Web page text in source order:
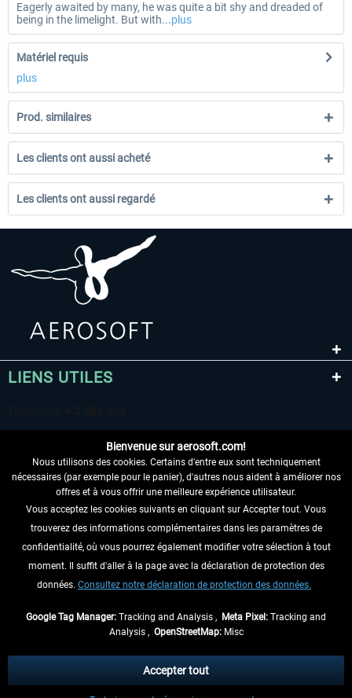
Eagerly awaited by many, he was quite a bit shy and dreaded of
being in the limelight. But with...plus
Matériel requis
plus
Prod. similaires
Les clients ont aussi acheté
Les clients ont aussi regardé
LIENS UTILES
RENONCER AU CONTRAT ICI
INFORMATIONS
NE MANQUEZ PAS LES DERNIÈRES
échéant, frais de remboursement, si aucune description contraire.
** S'applique aux envois vers l'Allemagne. Pour les autres pays, veuillez
Bienvenue sur aerosoft.com!
Nous utilisons des cookies. Certains d'entre eux sont techniquement
nécessaires (par exemple pour le panier), d'autres nous aident à améliorer nos
offres et à vous offrir une meilleure expérience utilisateur.
Vous acceptez les cookies suivants en cliquant sur Accepter tout. Vous
trouverez des informations complémentaires dans les paramètres de
confidentialité, où vous pourrez également modifier votre sélection à tout
moment. Il suffit d'aller à la page avec la déclaration de protection des
données. Consultez notre déclaration de protection des données.
Google Tag Manager: Tracking and Analysis , Meta Pixel: Tracking and
Analysis , OpenStreetMap:Misc
Accepter tout